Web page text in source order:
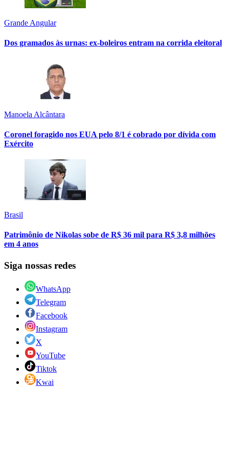
Grande Angular
Dos gramados às urnas: ex-boleiros entram na corrida eleitoral
Manoela Alcântara
Coronel foragido nos EUA pelo 8/1 é cobrado por dívida com
Exército
Brasil
Patrimônio de Nikolas sobe de R$ 36 mil para R$ 3,8 milhões
em 4 anos
Siga nossas redes
WhatsApp
Telegram
Facebook
Instagram
X
YouTube
Tiktok
Kwai